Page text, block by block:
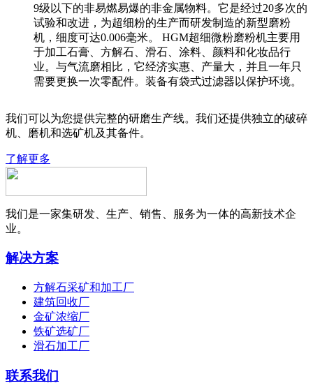
9级以下的非易燃易爆的非金属物料。它是经过20多次的
试验和改进，为超细粉的生产而研发制造的新型磨粉
机，细度可达0.006毫米。 HGM超细微粉磨粉机主要用
于加工石膏、方解石、滑石、涂料、颜料和化妆品行
业。与气流磨相比，它经济实惠、产量大，并且一年只
需要更换一次零配件。装备有袋式过滤器以保护环境。
我们可以为您提供完整的研磨生产线。我们还提供独立的破碎
机、磨机和选矿机及其备件。
了解更多
我们是一家集研发、生产、销售、服务为一体的高新技术企
业。
解决方案
方解石采矿和加工厂
建筑回收厂
金矿浓缩厂
铁矿选矿厂
滑石加工厂
联系我们